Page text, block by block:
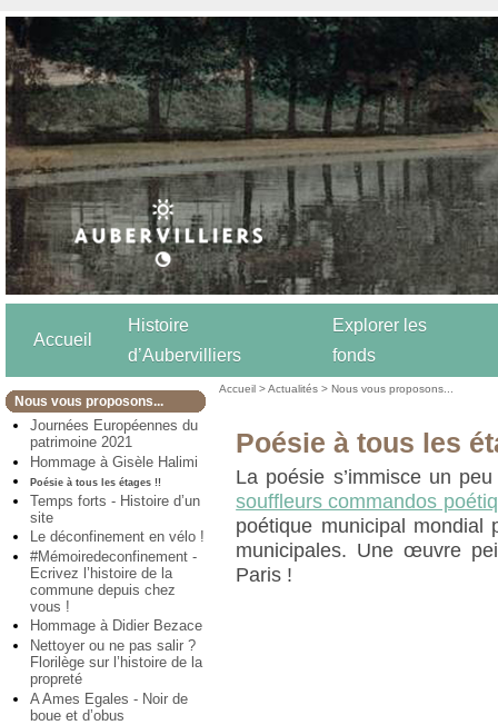
Accueil
Histoire
d’Aubervilliers
Explorer les
fonds
Nous vous proposons...
Journées Européennes du
patrimoine 2021
Hommage à Gisèle Halimi
Poésie à tous les étages !!
Temps forts - Histoire d’un
site
Le déconfinement en vélo !
#Mémoiredeconfinement -
Ecrivez l’histoire de la
commune depuis chez
vous !
Hommage à Didier Bezace
Nettoyer ou ne pas salir ?
Florilège sur l’histoire de la
propreté
A Ames Egales - Noir de
boue et d’obus
Accueil >Actualités>Nous vous proposons...
Poésie à tous les
La poésie s’immisce un
souffleurs commandos
poétique municipal mondial
municipales. Une œuvre
Paris !